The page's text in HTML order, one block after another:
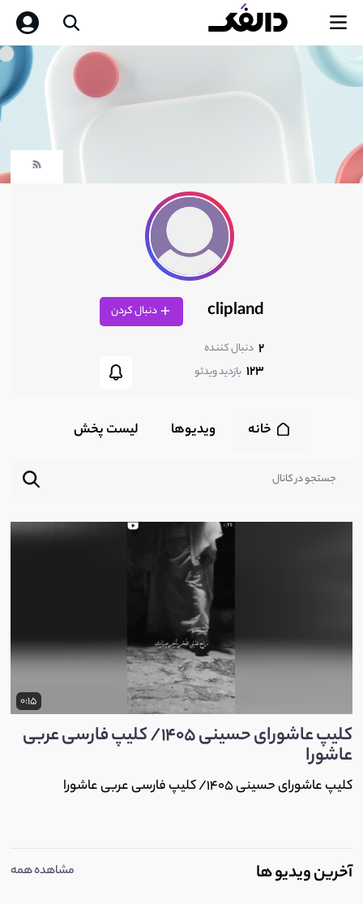
clipland دنبال کردن
2 دنبال کننده
123 بازدید ویدئو
خانه ویدیوها لیست پخش‌
0:15
کلیپ عاشورای حسینی 1405/ کلیپ فارسی عربی
عاشورا
کلیپ عاشورای حسینی 1405/ کلیپ فارسی عربی عاشورا
آخرین ویدیو ها مشاهده همه